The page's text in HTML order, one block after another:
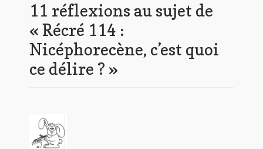
11 réflexions au sujet de
« Récré 114 :
Nicéphorecène, c’est quoi
ce délire ? »